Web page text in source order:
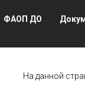
ФАОП ДО
На данной